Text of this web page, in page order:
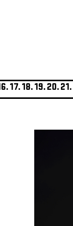
17.18.19.20.21.